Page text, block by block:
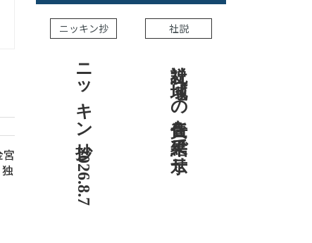
ニッキン抄
ニッキン抄 2026.8.7
社説
社説 地域への責任を結果で示せ